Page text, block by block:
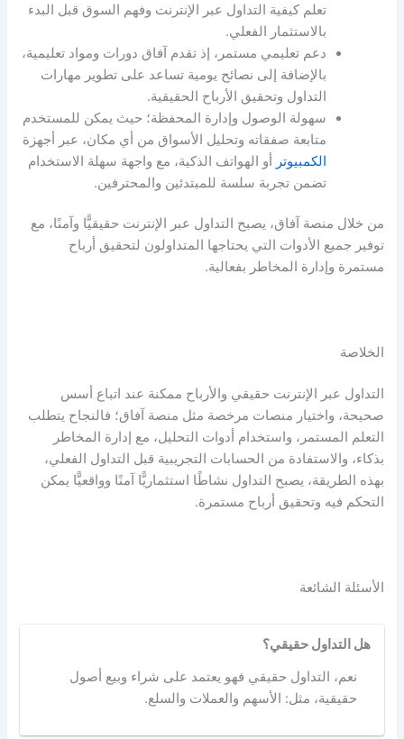
تعلم كيفية التداول عبر الإنترنت وفهم السوق قبل البدء
بالاستثمار الفعلي.
دعم تعليمي مستمر، إذ تقدم آفاق دورات ومواد تعليمية،
بالإضافة إلى نصائح يومية تساعد على تطوير مهارات
التداول وتحقيق الأرباح الحقيقية.
سهولة الوصول وإدارة المحفظة؛ حيث يمكن للمستخدم
متابعة صفقاته وتحليل الأسواق من أي مكان، عبر أجهزة
الكمبيوترأو الهواتف الذكية، مع واجهة سهلة الاستخدام
تضمن تجربة سلسة للمبتدئين والمحترفين.
من خلال منصة آفاق، يصبح التداول عبر الإنترنت حقيقيًّا وآمنًا، مع
توفير جميع الأدوات التي يحتاجها المتداولون لتحقيق أرباح
مستمرة وإدارة المخاطر بفعالية.
الخلاصة
التداول عبر الإنترنت حقيقي والأرباح ممكنة عند اتباع أسس
صحيحة، واختيار منصات مرخصة مثل منصة آفاق؛ فالنجاح يتطلب
التعلم المستمر، واستخدام أدوات التحليل، مع إدارة المخاطر
بذكاء، والاستفادة من الحسابات التجريبية قبل التداول الفعلي،
بهذه الطريقة، يصبح التداول نشاطًا استثماريًّا آمنًا وواقعيًّا يمكن
التحكم فيه وتحقيق أرباح مستمرة.
الأسئلة الشائعة
هل التداول حقيقي؟
نعم، التداول حقيقي فهو يعتمد على شراء وبيع أصول
حقيقية، مثل: الأسهم والعملات والسلع.